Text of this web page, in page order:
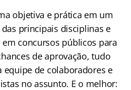
objetiva e prática em um
principais disciplinas e
concursos públicos para
de aprovação, tudo
equipe de colaboradores e
no assunto. E o melhor: